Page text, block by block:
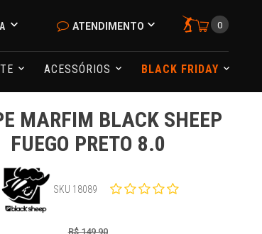
ATENDIMENTO 0
ACESSÓRIOS BLACK FRIDAY
MARFIM BLACK SHEEP
FUEGO PRETO 8.0
SKU 18089
R$ 149,90